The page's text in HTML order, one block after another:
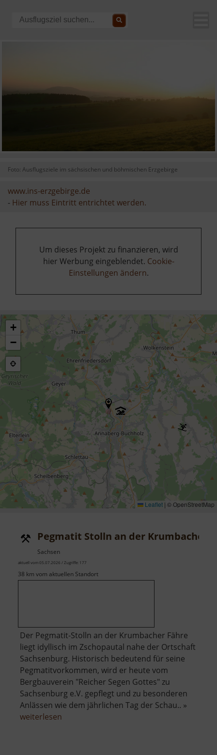
Foto: Ausflugsziele im sächsischen und böhmischen Erzgebirge
www.ins-erzgebirge.de
- Hier muss Eintritt entrichtet werden.
Um dieses Projekt zu finanzieren, wird
hier Werbung eingeblendet. Cookie-
Einstellungen ändern.
+
−
Leaflet | © OpenStreetMap
Pegmatit Stolln an der Krumbacher
Sachsen
aktuell vom 05.07.2026 / Zugriffe: 177
38 km vom aktuellen Standort
Der Pegmatit-Stolln an der Krumbacher Fähre
liegt idyllisch im Zschopautal nahe der Ortschaft
Sachsenburg. Historisch bedeutend für seine
Pegmatitvorkommen, wird er heute vom
Bergbauverein "Reicher Segen Gottes" zu
Sachsenburg e.V. gepflegt und zu besonderen
Anlässen wie dem jährlichen Tag der Schau.. »
weiterlesen